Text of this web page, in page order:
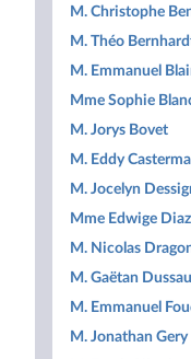
M. Christophe
M. Théo
M. Emmanuel
Mme Sophie
M. Jorys Bovet
M. Eddy
M. Jocelyn
Mme Edwige Diaz
M. Nicolas
M. Gaëtan
M. Emmanuel
M. Jonathan Gery